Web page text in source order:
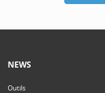
NEWS
Outils